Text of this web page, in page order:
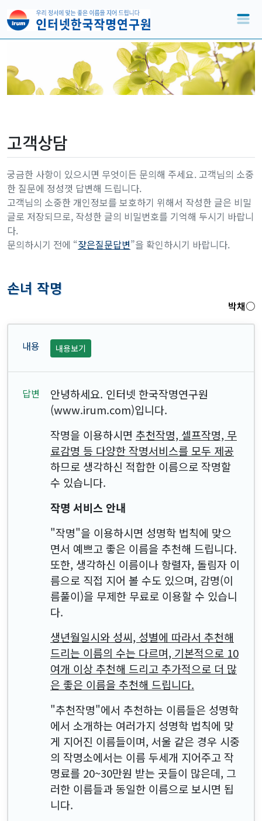
고객상담
궁금한 사항이 있으시면 무엇이든 문의해 주세요. 고객님의 소중
한 질문에 정성껏 답변해 드립니다.
고객님의 소중한 개인정보를 보호하기 위해서 작성한 글은 비밀
글로 저장되므로, 작성한 글의 비밀번호를 기억해 두시기 바랍니
다.
문의하시기 전에 “잦은질문답변”을 확인하시기 바랍니다.
손녀 작명
박채○
내용보기
안녕하세요. 인터넷 한국작명연구원
(www.irum.com)입니다.
작명을 이용하시면 추천작명, 셀프작명, 무
료감명 등 다양한 작명서비스를 모두 제공
하므로 생각하신 적합한 이름으로 작명할
수 있습니다.
작명 서비스 안내
"작명"을 이용하시면 성명학 법칙에 맞으
면서 예쁘고 좋은 이름을 추천해 드립니다.
또한, 생각하신 이름이나 항렬자, 돌림자 이
름으로 직접 지어 볼 수도 있으며, 감명(이
름풀이)을 무제한 무료로 이용할 수 있습니
다.
생년월일시와 성씨, 성별에 따라서 추천해
드리는 이름의 수는 다르며, 기본적으로 10
여개 이상 추천해 드리고 추가적으로 더 많
은 좋은 이름을 추천해 드립니다.
"추천작명"에서 추천하는 이름들은 성명학
에서 소개하는 여러가지 성명학 법칙에 맞
게 지어진 이름들이며, 서울 같은 경우 시중
의 작명소에서는 이름 두세개 지어주고 작
명료를 20~30만원 받는 곳들이 많은데, 그
러한 이름들과 동일한 이름으로 보시면 됩
니다.